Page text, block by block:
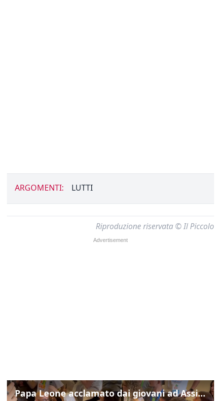
ARGOMENTI: LUTTI
Riproduzione riservata © Il Piccolo
Papa Leone acclamato dai giovani ad Assisi: cori e applausi